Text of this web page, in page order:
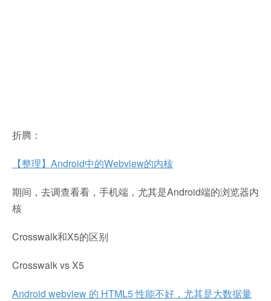
折腾：
【整理】Android中的Webview的内核
期间，去调查看看，手机端，尤其是Android端的浏览器内
核
Crosswalk和X5的区别
Crosswalk vs X5
Android webview 的 HTML5 性能不好，尤其是大数据量